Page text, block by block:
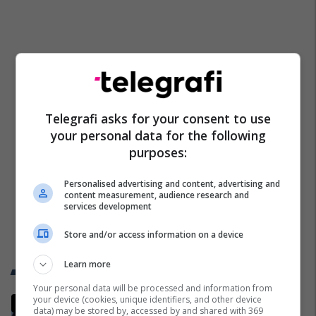
Trend Telegrafi
Rama: Shtëpia në "Rrugën A"
Telegrafi asks for your consent to use
your personal data for the following
purposes:
Personalised advertising and content, advertising and
content measurement, audience research and
services development
Store and/or access information on a device
Learn more
Your personal data will be processed and information from
your device (cookies, unique identifiers, and other device
data) may be stored by, accessed by and shared with 369